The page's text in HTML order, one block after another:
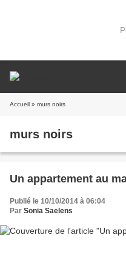
Accueil » murs noirs
murs noirs
Un appartement au
Publié le 10/10/2014 à 06:04
Par Sonia Saelens